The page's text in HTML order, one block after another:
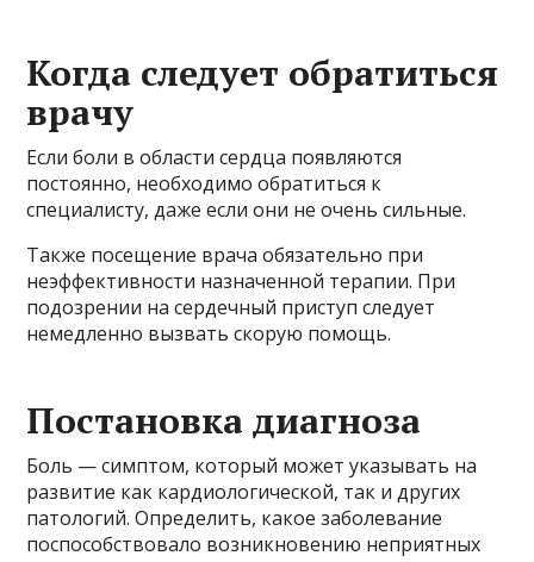
Когда следует обратиться
врачу
Если боли в области сердца появляются
постоянно, необходимо обратиться к
специалисту, даже если они не очень сильные.
Также посещение врача обязательно при
неэффективности назначенной терапии. При
подозрении на сердечный приступ следует
немедленно вызвать скорую помощь.
Постановка диагноза
Боль — симптом, который может указывать на
развитие как кардиологической, так и других
патологий. Определить, какое заболевание
поспособствовало возникновению неприятных